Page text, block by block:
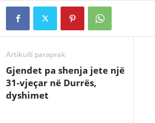
Artikulli paraprak
Gjendet pa shenja jete një
31-vjeçar në Durrës,
dyshimet